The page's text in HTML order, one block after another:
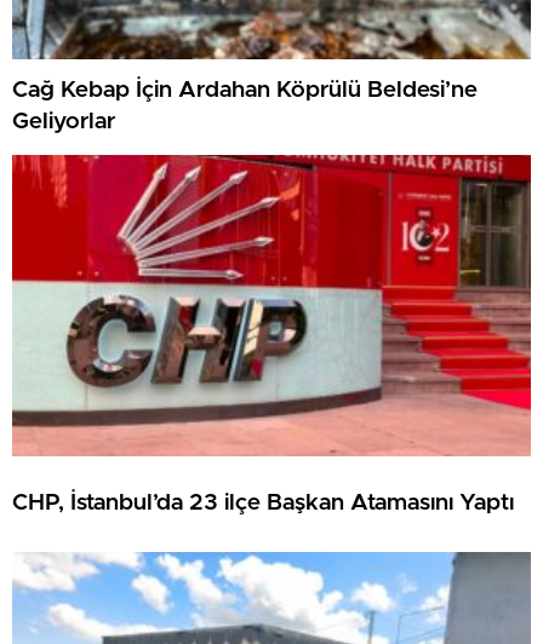
Cağ Kebap İçin Ardahan Köprülü Beldesi’ne
Geliyorlar
CHP, İstanbul’da 23 ilçe Başkan Atamasını Yaptı